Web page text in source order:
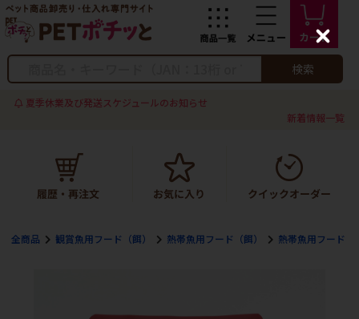
検索
夏季休業及び発送スケジュールのお知らせ
新着情報一覧
全商品 観賞魚用フード（餌） 熱帯魚用フード（餌） 熱帯魚用フード
C
l
s